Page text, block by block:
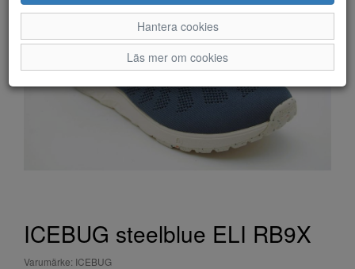
ICEBUG steelblue ELI RB9X
Varumärke: ICEBUG
Hantera cookies
Läs mer om cookies